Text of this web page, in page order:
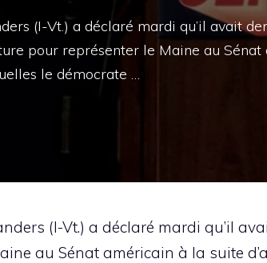
(I-Vt.) a déclaré mardi qu’il avait
pour représenter le Maine au
le démocrate …
(I-Vt.) a déclaré mardi qu’il
au Sénat américain à la suite